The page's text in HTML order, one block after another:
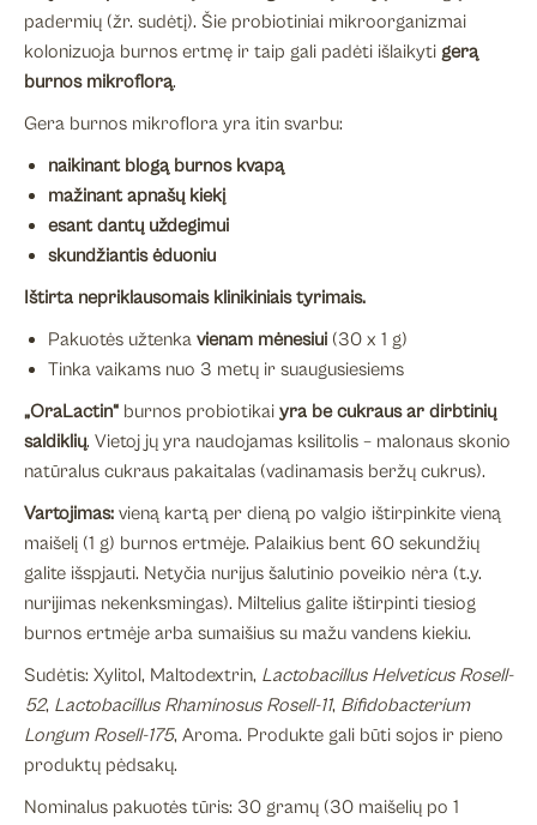
padermių (žr. sudėtį). Šie probiotiniai mikroorganizmai
kolonizuoja burnos ertmę ir taip gali padėti išlaikyti gerą
burnos mikroflorą.
Gera burnos mikroflora yra itin svarbu:
naikinant blogą burnos kvapą
mažinant apnašų kiekį
esant dantų uždegimui
skundžiantis ėduoniu
Ištirta nepriklausomais klinikiniais tyrimais.
Pakuotės užtenka vienam mėnesiui (30 x 1 g)
Tinka vaikams nuo 3 metų ir suaugusiesiems
„OraLactin“ burnos probiotikai yra be cukraus ar dirbtinių
saldiklių. Vietoj jų yra naudojamas ksilitolis – malonaus skonio
natūralus cukraus pakaitalas (vadinamasis beržų cukrus).
Vartojimas: vieną kartą per dieną po valgio ištirpinkite vieną
maišelį (1 g) burnos ertmėje. Palaikius bent 60 sekundžių
galite išspjauti. Netyčia nurijus šalutinio poveikio nėra (t.y.
nurijimas nekenksmingas). Miltelius galite ištirpinti tiesiog
burnos ertmėje arba sumaišius su mažu vandens kiekiu.
Sudėtis: Xylitol, Maltodextrin, Lactobacillus Helveticus Rosell-
52, Lactobacillus Rhaminosus Rosell-11, Bifidobacterium
Longum Rosell-175, Aroma. Produkte gali būti sojos ir pieno
produktų pėdsakų.
Nominalus pakuotės tūris: 30 gramų (30 maišelių po 1